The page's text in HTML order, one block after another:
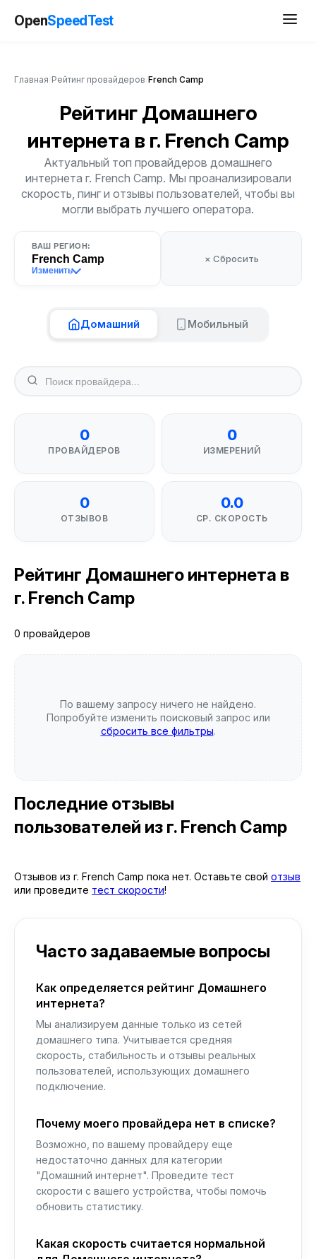
OpenSpeedTest
Главная Рейтинг провайдеров French Camp
Рейтинг Домашнего
интернета в г. French Camp
Актуальный топ провайдеров домашнего
интернета г. French Camp. Мы проанализировали
скорость, пинг и отзывы пользователей, чтобы вы
могли выбрать лучшего оператора.
ВАШ РЕГИОН:
French Camp
Изменить
× Сбросить
Домашний Мобильный
0
ПРОВАЙДЕРОВ
0
ИЗМЕРЕНИЙ
0
ОТЗЫВОВ
0.0
СР. СКОРОСТЬ
Рейтинг Домашнего интернета в
г. French Camp
0 провайдеров
По вашему запросу ничего не найдено.
Попробуйте изменить поисковый запрос или
сбросить все фильтры.
Последние отзывы
пользователей из г. French Camp
Отзывов из г. French Camp пока нет. Оставьте свой отзыв
или проведите тест скорости!
Часто задаваемые вопросы
Как определяется рейтинг Домашнего
интернета?
Мы анализируем данные только из сетей
домашнего типа. Учитывается средняя
скорость, стабильность и отзывы реальных
пользователей, использующих домашнего
подключение.
Почему моего провайдера нет в списке?
Возможно, по вашему провайдеру еще
недостаточно данных для категории
"Домашний интернет". Проведите тест
скорости с вашего устройства, чтобы помочь
обновить статистику.
Какая скорость считается нормальной